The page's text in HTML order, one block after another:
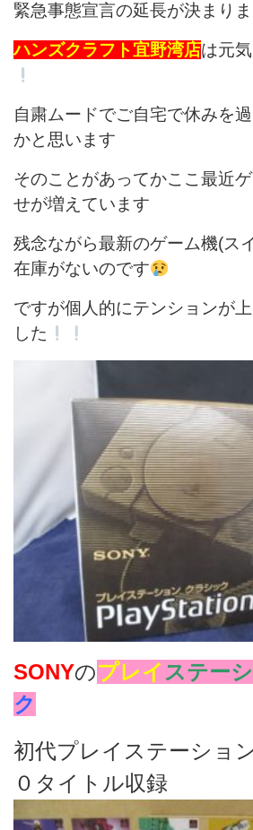
緊急事態宣言の延長が決まり
ハンズクラフト宜野湾店は元
自粛ムードでご自宅で休みを
かと思います
そのことがあってかここ最近
せが増えています
残念ながら最新のゲーム機(ス
在庫がないのです
ですが個人的にテンションが
した
SONYのプレイステー
ク
初代プレイステーショ
０タイトル収録